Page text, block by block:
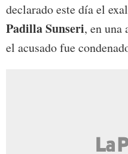
declarado este día el
Padilla Sunseri, en una
el acusado fue